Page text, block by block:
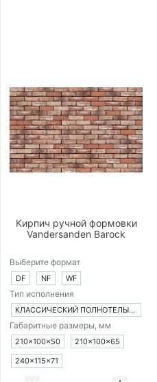
Кирпич ручной формовки
Vandersanden Barock
Выберите формат
DF NF WF
Тип исполнения
КЛАССИЧЕСКИЙ ПОЛНОТЕЛЫЙ КИРПИЧ
Габаритные размеры, мм
210×100×50
210×100×65
240×115×71